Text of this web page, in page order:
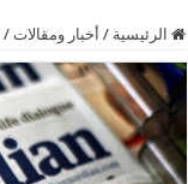
الرئيسية / أخبار ومقالات /